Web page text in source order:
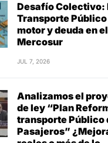
Desafío Colectivo:
Transporte
motor y deuda en el
Mercosur
JUL 7, 2026
Analizamos el
de ley “Plan
transporte Público
Pasajeros”